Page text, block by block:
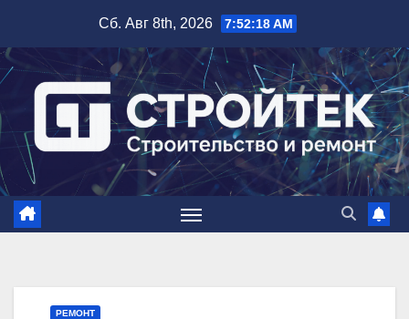
содержимому
Сб. Авг 8th, 2026 7:52:19 AM
РЕМОНТ